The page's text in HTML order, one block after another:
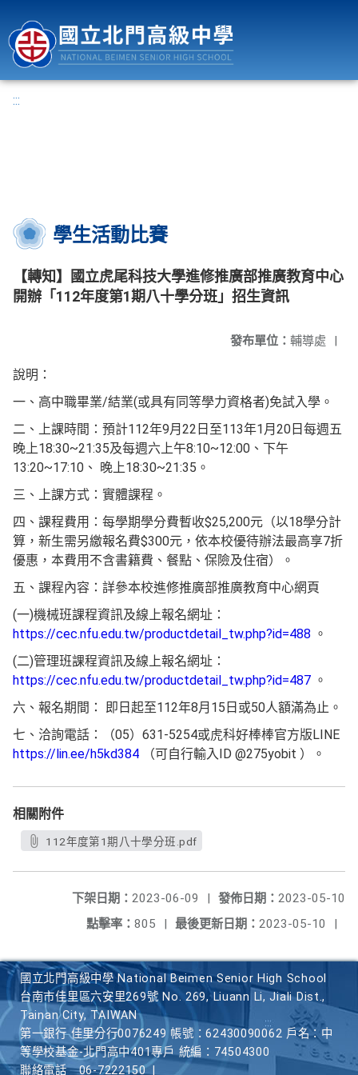
:::
學生活動比賽
【轉知】國立虎尾科技大學進修推廣部推廣教育中心
開辦「112年度第1期八十學分班」招生資訊
發布單位： 輔導處 |
說明：
一、高中職畢業/結業(或具有同等學力資格者)免試入學。
二、上課時間：預計112年9月22日至113年1月20日每週五
晚上18:30~21:35及每週六上午8:10~12:00、下午
13:20~17:10、 晚上18:30~21:35。
三、上課方式：實體課程。
四、課程費用：每學期學分費暫收$25,200元（以18學分計
算，新生需另繳報名費$300元，依本校優待辦法最高享7折
優惠，本費用不含書籍費、餐點、保險及住宿）。
五、課程內容：詳參本校進修推廣部推廣教育中心網頁
(一)機械班課程資訊及線上報名網址：
https://cec.nfu.edu.tw/productdetail_tw.php?id=488 。
(二)管理班課程資訊及線上報名網址：
https://cec.nfu.edu.tw/productdetail_tw.php?id=487 。
六、報名期間： 即日起至112年8月15日或50人額滿為止。
七、洽詢電話：（05）631-5254或虎科好棒棒官方版LINE
https://lin.ee/h5kd384 （可自行輸入ID @275yobit ）。
相關附件
112年度第1期八十學分班.pdf
發佈日期： 2023-05-10
下架日期： 2023-06-09
|
最後更新日期： 2023-05-10 |
點擊率： 805 |
國立北門高級中學 National Beimen Senior High School
台南市佳里區六安里269號 No. 269, Liuann Li, Jiali Dist.,
Tainan City, TAIWAN
第一銀行 佳里分行0076249 帳號：62430090062 戶名：中
等學校基金-北門高中401專戶 統編：74504300
聯絡電話
06-7222150